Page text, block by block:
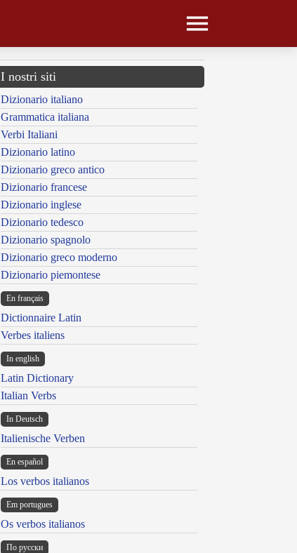
I nostri siti
Dizionario italiano
Grammatica italiana
Verbi Italiani
Dizionario latino
Dizionario greco antico
Dizionario francese
Dizionario inglese
Dizionario tedesco
Dizionario spagnolo
Dizionario greco moderno
Dizionario piemontese
En français
Dictionnaire Latin
Verbes italiens
In english
Latin Dictionary
Italian Verbs
In Deutsch
Italienische Verben
En español
Los verbos italianos
Em portugues
Os verbos italianos
По русски